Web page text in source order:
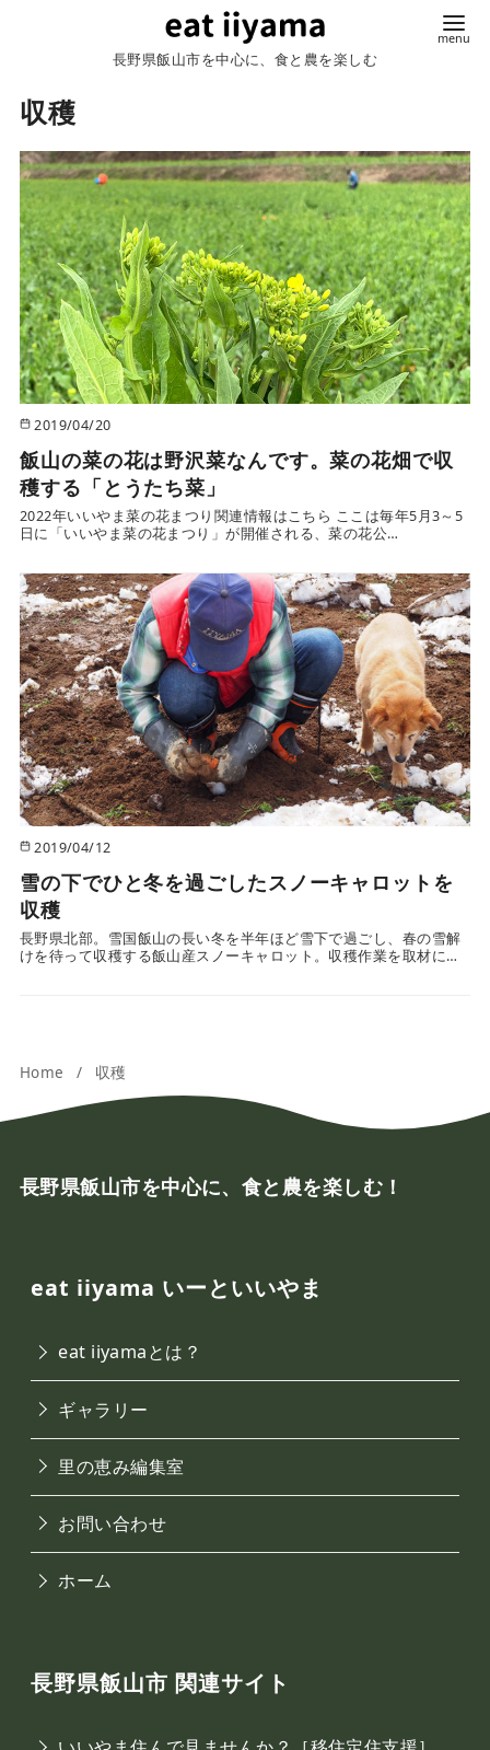
長野県飯山市を中心に、食と農を楽しむ
収穫
2019/04/20
飯山の菜の花は野沢菜なんです。菜の花畑で収
穫する「とうたち菜」
2022年いいやま菜の花まつり関連情報はこちら ここは毎年5月3～5
日に「いいやま菜の花まつり」が開催される、菜の花公…
2019/04/12
雪の下でひと冬を過ごしたスノーキャロットを
収穫
長野県北部。雪国飯山の長い冬を半年ほど雪下で過ごし、春の雪解
けを待って収穫する飯山産スノーキャロット。収穫作業を取材に…
Home 収穫
長野県飯山市を中心に、食と農を楽しむ！
eat iiyama いーといいやま
eat iiyamaとは？
ギャラリー
里の恵み編集室
お問い合わせ
ホーム
長野県飯山市 関連サイト